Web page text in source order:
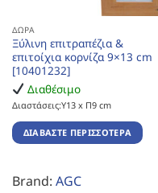
ΔΏΡΑ
Ξύλινη επιτραπέζια &
επιτοίχια κορνίζα 9×13 cm
[10401232]
Διαθέσιμο
Διαστάσεις:Υ13 x Π9 cm
ΔΙΑΒΆΣΤΕ ΠΕΡΙΣΣΌΤΕΡΑ
Brand: AGC